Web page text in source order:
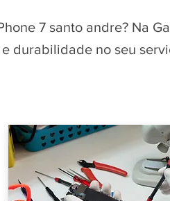
7 santo andre? Na
durabilidade no seu